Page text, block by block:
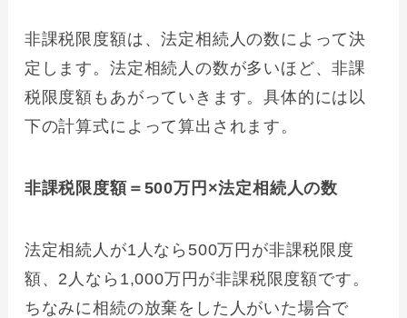
非課税限度額は、法定相続人の数によって決
定します。法定相続人の数が多いほど、非課
税限度額もあがっていきます。具体的には以
下の計算式によって算出されます。
非課税限度額＝500万円×法定相続人の数
法定相続人が1人なら500万円が非課税限度
額、2人なら1,000万円が非課税限度額です。
ちなみに相続の放棄をした人がいた場合で